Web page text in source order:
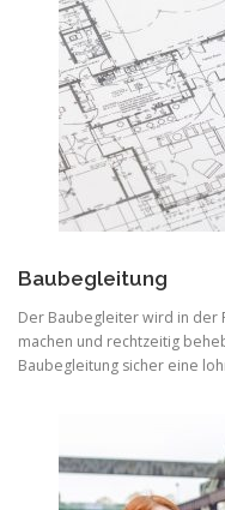
Baubegleitung
Der Baubegleiter wird in der
machen und rechtzeitig
Baubegleitung sicher eine